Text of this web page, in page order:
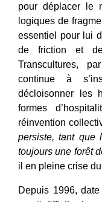
pour déplacer le
logiques de
essentiel pour lui
de friction et
Transcultures,
continue à
décloisonner les
formes
réinvention
persiste, tant que
toujours une forêt
il en pleine crise
Depuis 1996,